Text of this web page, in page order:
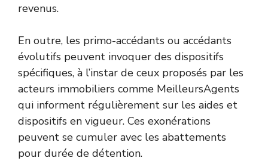
revenus.
En outre, les primo-accédants ou accédants
évolutifs peuvent invoquer des dispositifs
spécifiques, à l’instar de ceux proposés par les
acteurs immobiliers comme MeilleursAgents
qui informent régulièrement sur les aides et
dispositifs en vigueur. Ces exonérations
peuvent se cumuler avec les abattements
pour durée de détention.